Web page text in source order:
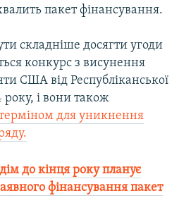
пакет фінансування.
складніше досягти угоди
конкурс з висунення
США від Республіканської
року, і вони також
для уникнення
до кінця року планує
фінансування пакет